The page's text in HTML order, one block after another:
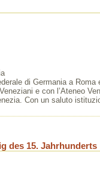
di Germania a Roma
e con l’Ateneo
Con un saluto
des 15. Jahrhunderts